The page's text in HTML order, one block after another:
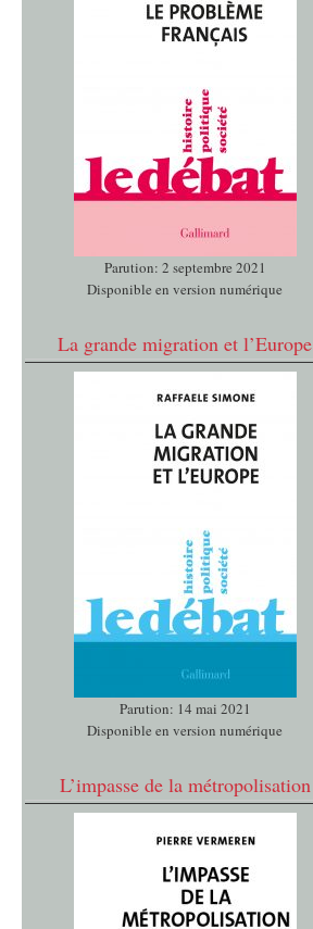
Parution: 2 septembre 2021
Disponible en version numérique
La grande migration et l’Europe
Parution: 14 mai 2021
Disponible en version numérique
L’impasse de la métropolisation